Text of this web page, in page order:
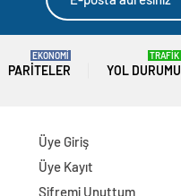
PARITELER
EKONOMİ
YOL DURUMU
TRAFİK
Üye Giriş
Üye Kayıt
Şifremi Unuttum